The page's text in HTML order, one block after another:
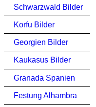
Schwarzwald Bilder
Korfu Bilder
Georgien Bilder
Kaukasus Bilder
Granada Spanien
Festung Alhambra